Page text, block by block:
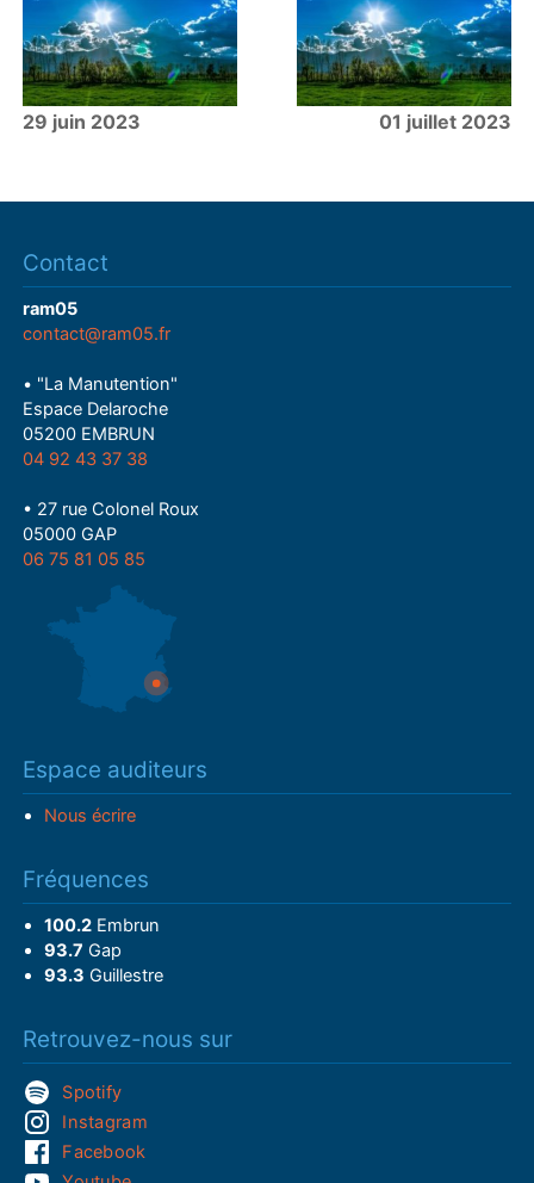
29 juin 2023 01 juillet 2023
Contact
ram05
contact@ram05.fr
• "La Manutention"
Espace Delaroche
05200 EMBRUN
04 92 43 37 38
• 27 rue Colonel Roux
05000 GAP
06 75 81 05 85
Espace auditeurs
Nous écrire
Fréquences
100.2Embrun
93.7 Gap
93.3 Guillestre
Retrouvez-nous sur
Spotify
Instagram
Facebook